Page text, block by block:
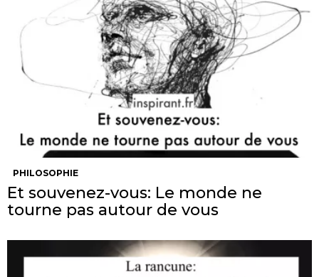
PHILOSOPHIE
Et souvenez-vous: Le monde ne
tourne pas autour de vous